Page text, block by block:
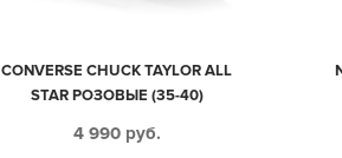
CONVERSE CHUCK TAYLOR ALL
STAR РОЗОВЫЕ (35-40)
4 990 руб.